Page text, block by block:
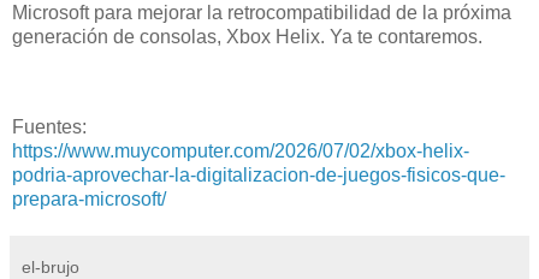
Microsoft para mejorar la retrocompatibilidad de la próxima
generación de consolas, Xbox Helix. Ya te contaremos.
Fuentes:
https://www.muycomputer.com/2026/07/02/xbox-helix-
podria-aprovechar-la-digitalizacion-de-juegos-fisicos-que-
prepara-microsoft/
el-brujo